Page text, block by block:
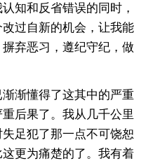
知和反省错误的同时，
过自新的机会，让我能
弃恶习，遵纪守纪，做
渐懂得了这其中的严重
后果了。我从几千公里
足犯了那一点不可饶恕
更为痛楚的了。我有着